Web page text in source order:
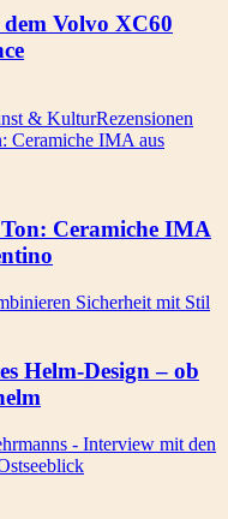
Volvo XC60
& KulturRezensionen
Ceramiche IMA
Helm-Design – ob